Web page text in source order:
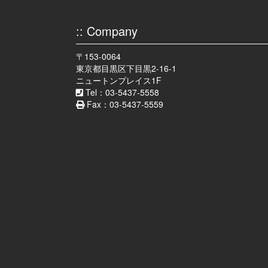
っ
:: Company
〒153-0064
東京都目黒区下目黒2-16-1
ニュートンプレイス1F
Tel：03-5437-5558
Fax：03-5437-5559